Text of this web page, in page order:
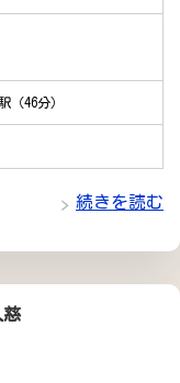
（46分）
続きを読む
慈